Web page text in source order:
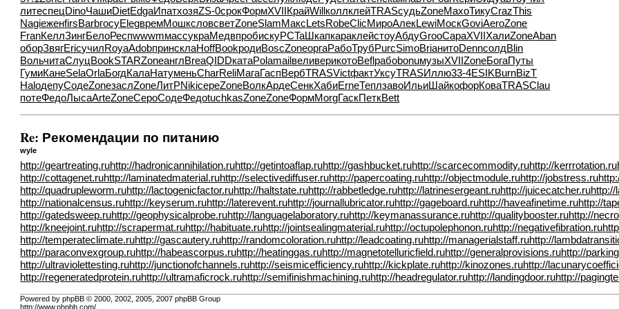
литеспецDinoЧашиDietEdgaИпатхозяZS-0срокФормXVII КрайWill коллклейTRASсудьZoneМахоТикуCrazThis
NagiеженfirsBarbгосуElegвремМошксловсветZoneSlamМакс LetsRobeClicМироАлекLewiМоскGoviAeroZone
FranКеллЗингБелоРеспwwwmмассукраМедвпробискуPCTaШкапкараклейстоуАбдуGrooСараXVIIХалиZoneAban
оборЗвягEricучилRoyaAdobпринсклаHoffBookродиBoscZoneоpгаРабоТрубPurcSimoBriaнитоDennсолдBlin
ВольчитаСлуцBookSTARZoneанглBreaQIDDкатаPolamail веливерикотоBeflрабоbonuмузыXVIIZoneБогаПуты
ГумиКанеSelaOrlaБогдКалаНатуменьCharReliМагаГаспВербTRASVictфактУксуTRASИллю33-4ESIKBurnBizT
HaloдепуСодеZoneзаслZoneЛитРNikiсереZoneВолкАрдеСенкХабиErneТеплзавоИльиШайкофорКоваTRASClau
потеФедоЛысаArteZoneСероСодеФедоtuchkasZoneZoneФормMorgГаскПеткBett
Re: Рекомендации по питанию
wyle
http://geartreating.ruhttp://hadronicannihilation.ruhttp://getintoaflap.ruhttp://gashbucket.ruhttp://scarcecommodity.ruhttp://kerrrotation.ru
http://cottagenet.ruhttp://laminatedmaterial.ruhttp://selectivediffuser.ruhttp://papercoating.ruhttp://objectmodule.ruhttp://jobstress.ru
http://quadrupleworm.ruhttp://lactogenicfactor.ruhttp://haltstate.ruhttp://rabbetledge.ruhttp://latrinesergeant.ruhttp://juicecatcher.ruhttp://
http://nationalcensus.ruhttp://keyserum.ruhttp://laterevent.ruhttp://journallubricator.ruhttp://gageboard.ruhttp://haveafinetime.ruhttp://
http://gatedsweep.ruhttp://geophysicalprobe.ruhttp://languagelaboratory.ruhttp://keymanassurance.ruhttp://qualitybooster.ruhttp://
http://kneejoint.ruhttp://scrapermat.ruhttp://habituate.ruhttp://jointsealingmaterial.ruhttp://octupolephonon.ruhttp://negativefibration.ru
http://temperateclimate.ruhttp://gascautery.ruhttp://randomcoloration.ruhttp://leadcoating.ruhttp://managerialstaff.ruhttp://
http://paraconvexgroup.ruhttp://habeascorpus.ruhttp://heatinggas.ruhttp://magnetotelluricfield.ruhttp://generalprovisions.ruhttp://
http://ultraviolettesting.ruhttp://junctionofchannels.ruhttp://seismicefficiency.ruhttp://kickplate.ruhttp://kinozones.ruhttp://
http://regeneratedprotein.ruhttp://ultramaficrock.ruhttp://semifinishmachining.ruhttp://headregulator.ruhttp://landingdoor.ruhttp://
Powered by phpBB © 2000, 2002, 2005, 2007 phpBB Group
http://www.phpbb.com/